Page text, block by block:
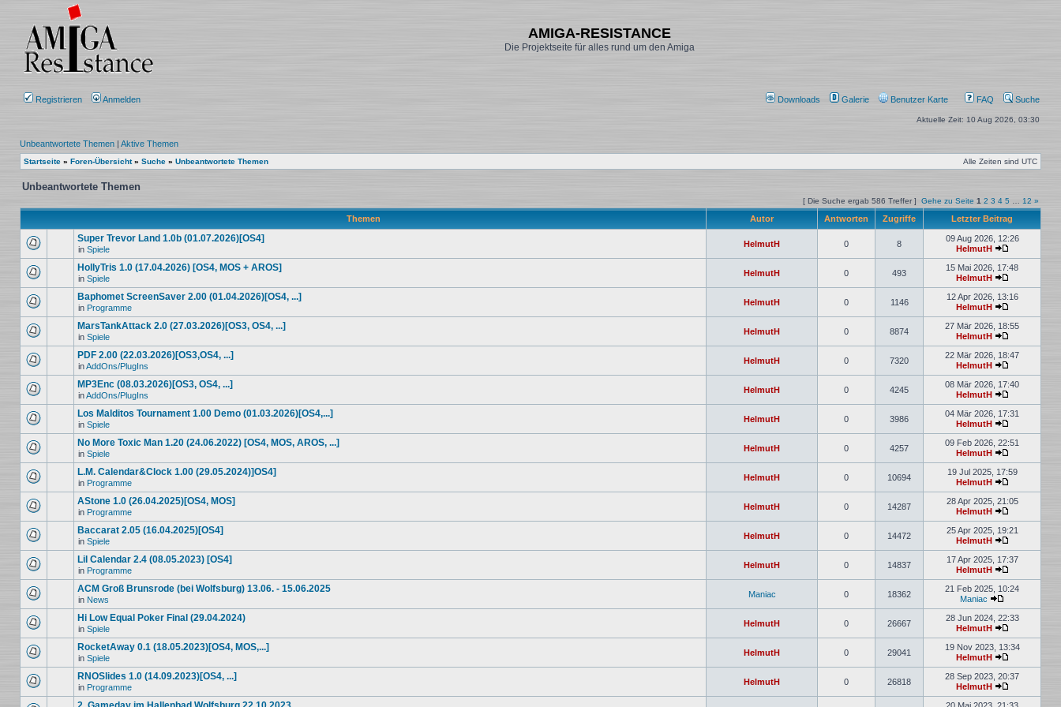
AMIGA-RESISTANCE
Die Projektseite für alles rund um den Amiga
Registrieren Anmelden Downloads Galerie Benutzer Karte FAQ Suche
Aktuelle Zeit: 10 Aug 2026, 03:30
Unbeantwortete Themen | Aktive Themen
Startseite » Foren-Übersicht» Suche » Unbeantwortete Themen Alle Zeiten sind UTC
Unbeantwortete Themen
[ Die Suche ergab 586 Treffer ] Gehe zu Seite 1 2 3 4 5 12 »
Themen Autor Antworten Zugriffe Letzter Beitrag
Super Trevor Land 1.0b (01.07.2026)[OS4]
in Spiele
HelmutH 0 8
09 Aug 2026, 12:26
HelmutH
HollyTris 1.0 (17.04.2026) [OS4, MOS + AROS]
in Spiele
HelmutH 0 493
15 Mai 2026, 17:48
HelmutH
Baphomet ScreenSaver 2.00 (01.04.2026)[OS4, ...]
in Programme
HelmutH 0 1146
12 Apr 2026, 13:16
HelmutH
MarsTankAttack 2.0 (27.03.2026)[OS3, OS4, ...]
in Spiele
HelmutH 0 8874
27 Mär 2026, 18:55
HelmutH
PDF 2.00 (22.03.2026)[OS3,OS4, ...]
inAddOns/PlugIns
HelmutH 0 7320
22 Mär 2026, 18:47
HelmutH
MP3Enc (08.03.2026)[OS3, OS4, ...]
inAddOns/PlugIns
HelmutH 0 4245
08 Mär 2026, 17:40
HelmutH
Los Malditos Tournament 1.00 Demo (01.03.2026)[OS4,...]
in Spiele
HelmutH 0 3986
04 Mär 2026, 17:31
HelmutH
No More Toxic Man 1.20 (24.06.2022) [OS4, MOS, AROS, ...]
in Spiele
HelmutH 0 4257
09 Feb 2026, 22:51
HelmutH
L.M. Calendar&Clock 1.00 (29.05.2024)]OS4]
in Programme
HelmutH 0 10694
19 Jul 2025, 17:59
HelmutH
AStone 1.0 (26.04.2025)[OS4, MOS]
in Programme
HelmutH 0 14287
28 Apr 2025, 21:05
HelmutH
Baccarat 2.05 (16.04.2025)[OS4]
in Spiele
HelmutH 0 14472
25 Apr 2025, 19:21
HelmutH
Lil Calendar 2.4 (08.05.2023) [OS4]
in Programme
HelmutH 0 14837
17 Apr 2025, 17:37
HelmutH
ACM Groß Brunsrode (bei Wolfsburg) 13.06. - 15.06.2025
in News
Maniac 0 18362
21 Feb 2025, 10:24
Maniac
Hi Low Equal Poker Final (29.04.2024)
in Spiele
HelmutH 0 26667
28 Jun 2024, 22:33
HelmutH
RocketAway 0.1 (18.05.2023)[OS4, MOS,...]
in Spiele
HelmutH 0 29041
19 Nov 2023, 13:34
HelmutH
RNOSlides 1.0 (14.09.2023)[OS4, ...]
in Programme
HelmutH 0 26818
28 Sep 2023, 20:37
HelmutH